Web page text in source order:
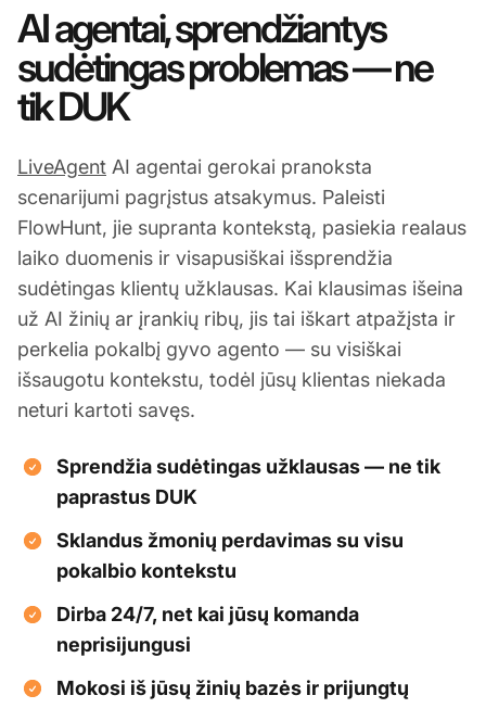
AI agentai, sprendžiantys
sudėtingas problemas — ne
tik DUK
LiveAgent AI agentai gerokai pranoksta
scenarijumi pagrįstus atsakymus. Paleisti
FlowHunt, jie supranta kontekstą, pasiekia realaus
laiko duomenis ir visapusiškai išsprendžia
sudėtingas klientų užklausas. Kai klausimas išeina
už AI žinių ar įrankių ribų, jis tai iškart atpažįsta ir
perkelia pokalbį gyvo agento — su visiškai
išsaugotu kontekstu, todėl jūsų klientas niekada
neturi kartoti savęs.
Sprendžia sudėtingas užklausas — ne tik
paprastus DUK
Sklandus žmonių perdavimas su visu
pokalbio kontekstu
Dirba 24/7, net kai jūsų komanda
neprisijungusi
Mokosi iš jūsų žinių bazės ir prijungtų